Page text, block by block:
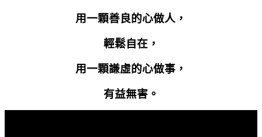
用一顆善良的心做人，
輕鬆自在，
用一顆謙虛的心做事，
有益無害。